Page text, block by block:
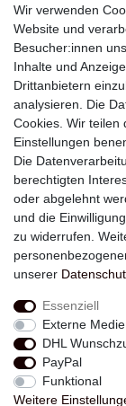
Newsletter
E-MAIL **
Einwilligung kann ich
Widerrufs­recht
Wir verwenden
Website und
Besucher:innen
Inhalte und
Drittanbietern
analysieren. Die
Cookies. Wir teilen
Einstellungen
Die
berechtigten
oder abgelehnt
und die
zu widerrufen.
unserer
Essenziell
Externe
DHL
PayPal
Funktional
Weitere